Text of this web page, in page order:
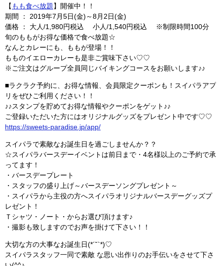
【 もも食べ放題】開催中！！
期間 ： 2019年7月5日(金)～8月2日(金)
価格 ： 大人/1,980円税込 小人/1,540円税込 ※制限時間100分
旬のももがお得な価格で食べ放題☆
なんとカレーにも、ももが登場！！
もものイエローカレーも是非ご賞味下さい♡♡
※ご注文はグループ全員同じバイキングコースをお願いします♪♪
■ラクラク予約に、お得な情報、会員限定クーポンも！スイパラアプ
リをぜひご利用ください！！
♪♪スタンプを貯めてお得な情報やクーポンをゲット♪♪
ご登録いただいた方にはオリジナルグッズをプレゼント中です♡♡
https://sweets-paradise.jp/app/
スイパラで素敵なお誕生日を過ごしませんか？？
☆スイパラバースデーイベントは前日まで・4名様以上のご予約で承
ってます！
・バースデープレート
・スタッフの盛り上げ～バースデーソングプレゼント～
・スイパラから主役の方へスイパラオリジナルバースデーグッズプ
レゼント！
Ｔシャツ・ノート・からお選び頂けます♪
・撮影も致しますのでお声を掛けて下さい！！
大切な方の大事なお誕生日(*´˘`*)♡
スイパラスタッフ一同で素敵 な思い出作りのお手伝いをさせて下さ